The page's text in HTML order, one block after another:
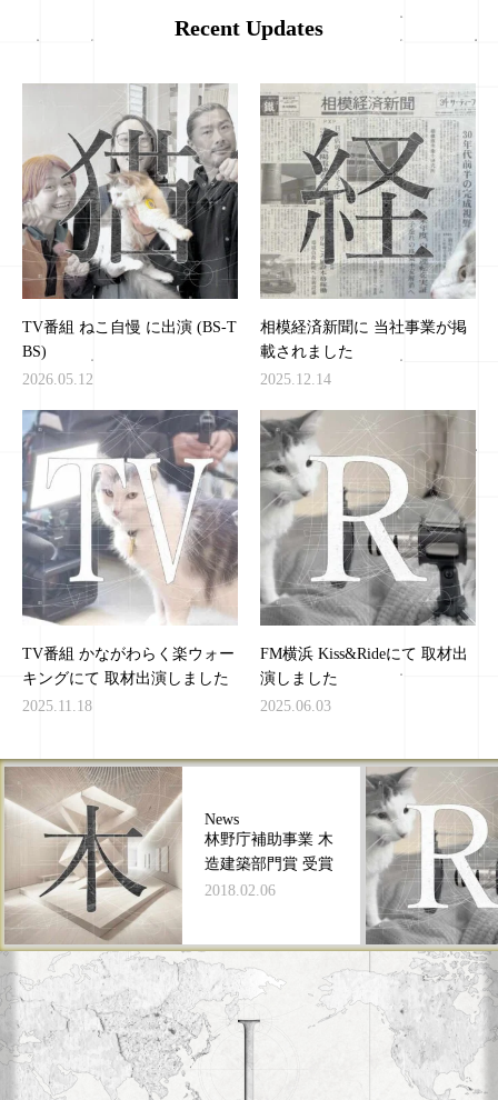
Recent Updates
TV番組 ねこ自慢 に出演 (BS-T
BS)
2026.05.12
相模経済新聞に 当社事業が掲
載されました
2025.12.14
TV番組 かながわらく楽ウォー
キングにて 取材出演しました
2025.11.18
FM横浜 Kiss&Rideにて 取材出
演しました
2025.06.03
News
林野庁補助事業 木
造建築部門賞 受賞
2018.02.06